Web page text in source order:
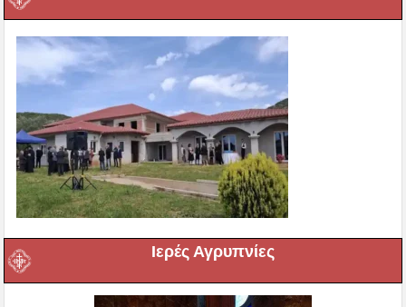
Ιερές Αγρυπνίες